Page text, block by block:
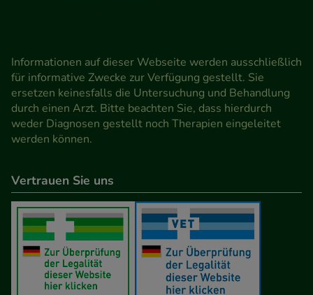
Informationen auf dieser Webseite werden ausschließlich
für informative Zwecke zur Verfügung gestellt. Sie
ersetzen keinesfalls die Untersuchung und Behandlung
durch einen Arzt. Bitte beachten Sie, dass hierdurch
weder Diagnosen gestellt noch Therapien eingeleitet
werden können.
Vertrauen Sie uns